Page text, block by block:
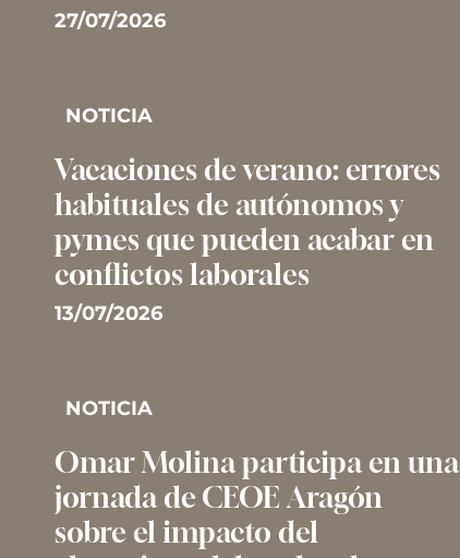
27/07/2026
NOTICIA
Vacaciones de verano: errores
habituales de autónomos y
pymes que pueden acabar en
conflictos laborales
13/07/2026
NOTICIA
Omar Molina participa en una
jornada de CEOE Aragón
sobre el impacto del